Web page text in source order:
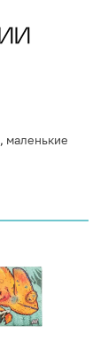
, маленькие